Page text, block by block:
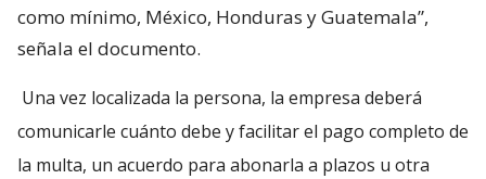
como mínimo, México, Honduras y Guatemala”,
señala el documento.
Una vez localizada la persona, la empresa deberá
comunicarle cuánto debe y facilitar el pago completo de
la multa, un acuerdo para abonarla a plazos u otra